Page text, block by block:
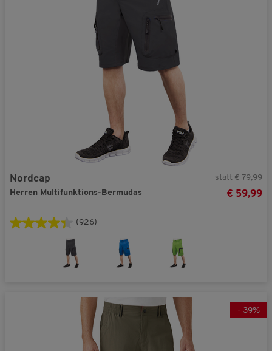
Nordcap
Herren Multifunktions-Bermudas
statt € 79,99
€ 59,99
(926)
- 39%